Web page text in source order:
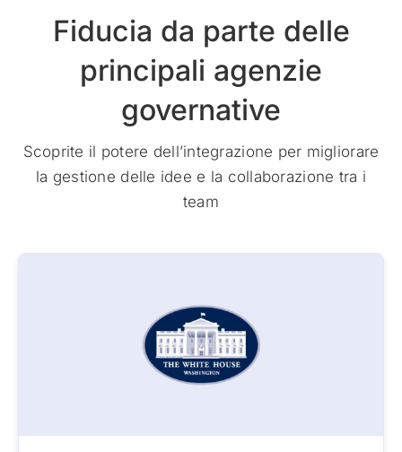
Fiducia da parte delle
principali agenzie
governative
Scoprite il potere dell’integrazione per migliorare
la gestione delle idee e la collaborazione tra i
team